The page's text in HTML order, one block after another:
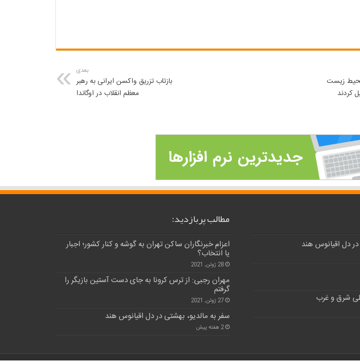
زیست
کردند
بعدی
بازتاب تزریق واکسن ایرانی به رهبر
معظم انقلاب در اوگاندا
دل اقیانوس هند
شرق و غرب
مطالب پربازدید:
اعزام خبرنگاران ساکن تهران به گوشه و کنار کشور؛ اجبار
یا انتخاب؟
28 ژوئن, 2021
مهران رجبی: از ترس کرونا به جای دست آستین بازیگر را
گرفتم
27 ژوئن, 2021
سفر به مالدیو، بهشتی در دل اقیانوس هند
2 هفته پیش